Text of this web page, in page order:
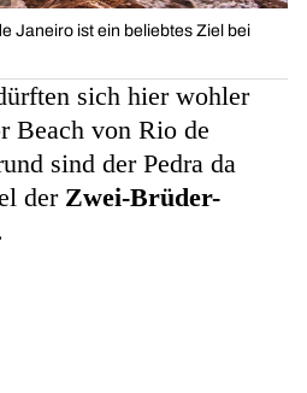
Janeiro ist ein beliebtes Ziel bei
sich hier wohler
Beach von Rio de
sind der Pedra da
der Zwei-Brüder-